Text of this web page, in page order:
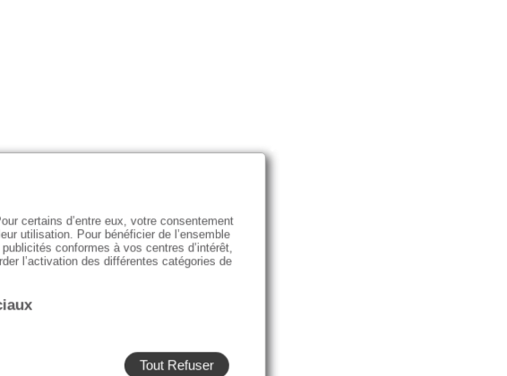
certains d’entre eux, votre consentement
utilisation. Pour bénéficier de l’ensemble
conformes à vos centres d’intérêt,
l’activation des différentes catégories de
Tout Refuser